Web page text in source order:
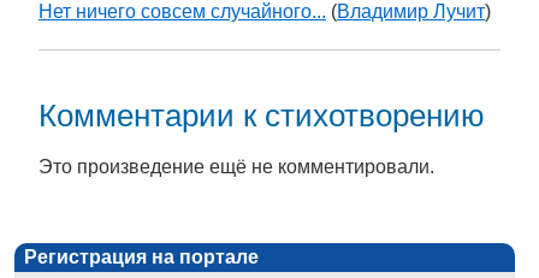
Нет ничего совсем случайного... (Владимир Лучит)
Комментарии к стихотворению
Это произведение ещё не комментировали.
Регистрация на портале